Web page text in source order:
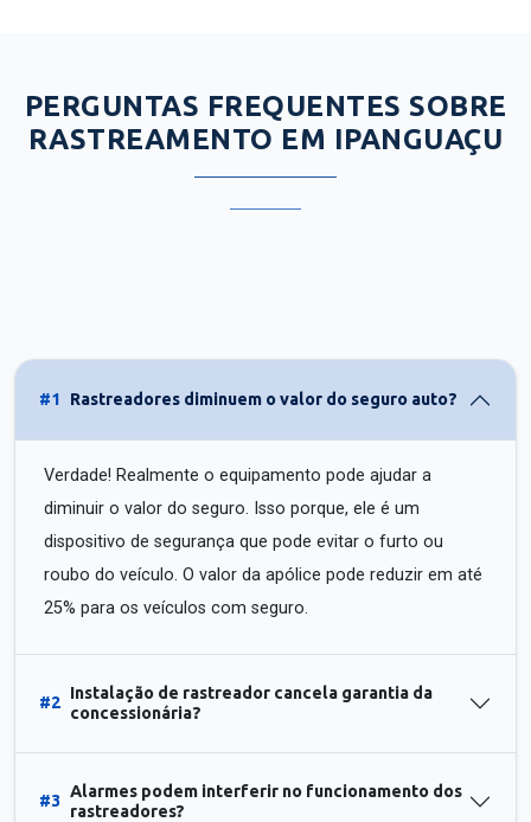
PERGUNTAS FREQUENTES SOBRE
RASTREAMENTO EM IPANGUAÇU
#1 Rastreadores diminuem o valor do seguro auto?
Verdade! Realmente o equipamento pode ajudar a
diminuir o valor do seguro. Isso porque, ele é um
dispositivo de segurança que pode evitar o furto ou
roubo do veículo. O valor da apólice pode reduzir em até
25% para os veículos com seguro.
#2
Instalação de rastreador cancela garantia da
concessionária?
#3
Alarmes podem interferir no funcionamento dos
rastreadores?